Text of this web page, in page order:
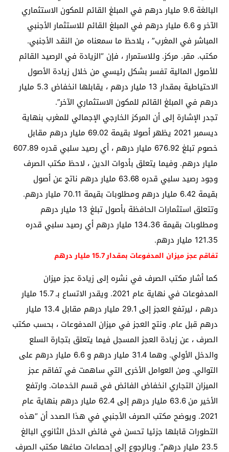
البالغة 9.6 مليار درهم في المبلغ القائم للمكون الاستثماري
الآخر و 6.6 مليار درهم في المبلغ القائم للاستثمار الأجنبي
المباشر في المغرب” ، يلاحظ ما سمعناه من النقد الأجنبي.
مكتب. مقر. مركز. وللاستمرار ، فإن “الزيادة في الرصيد القائم
للأصول المالية تفسر بشكل رئيسي من خلال زيادة الأصول
الاحتياطية بمقدار 13 مليار درهم ، يقابلها انخفاض 5.3 مليار
درهم في المبلغ القائم للمكون الاستثماري الآخر”.
تجدر الإشارة إلى أن المركز الخارجي الإجمالي للمغرب بنهاية
ديسمبر 2021 يظهر أصولا بقيمة 69.02 مليار درهم مقابل
خصوم تبلغ 676.92 مليار درهم ، أي رصيد سلبي قدره 607.89
مليار درهم. وفيما يتعلق بأدوات الدين ، لاحظ مكتب الصرف
وجود رصيد سلبي قدره 63.68 مليار درهم ناتج عن أصول
بقيمة 6.42 مليار درهم ومطلوبات بقيمة 70.11 مليار درهم.
وتتعلق استثمارات الحافظة بأصول تبلغ 13 مليار درهم
ومطلوبات بقيمة 134.36 مليار درهم أي رصيد سلبي قدره
121.35 مليار درهم.
تفاقم عجز ميزان المدفوعات بمقدار 15.7 مليار درهم
كما أشار مكتب الصرف في نشره إلى زيادة عجز ميزان
المدفوعات في نهاية عام 2021. ويقدر الاتساع بـ 15.7 مليار
درهم ، ليرتفع العجز إلى 29.1 مليار درهم مقابل 13.4 مليار
درهم قبل عام. ونتج العجز في ميزان المدفوعات ، بحسب مكتب
الصرف ، عن زيادة العجز المسجل فيما يتعلق بتجارة السلع
والدخل الأولي. وهما 31.4 مليار درهم و 6.6 مليار درهم على
التوالي. ومن العوامل الأخرى التي ساهمت في تفاقم عجز
الميزان التجاري انخفاض الفائض في قسم الخدمات. وارتفع
الأخير من 63.6 مليار درهم إلى 62.4 مليار درهم بنهاية عام
2021. ويوضح مكتب الصرف الأجنبي في هذا الصدد أن “هذه
التطورات قابلها جزئيا تحسن في فائض الدخل الثانوي البالغ
23.5 مليار درهم”. وبالرجوع إلى إحصاءات صاغها مكتب الصرف